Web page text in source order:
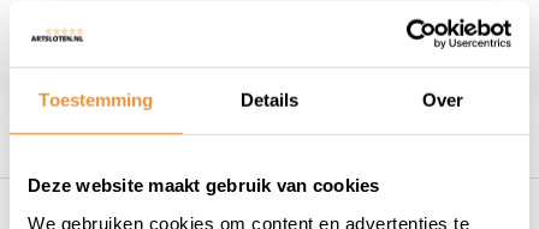
Toestemming Details Over
Deze website maakt gebruik van cookies
We gebruiken cookies om content en advertenties te
Filters